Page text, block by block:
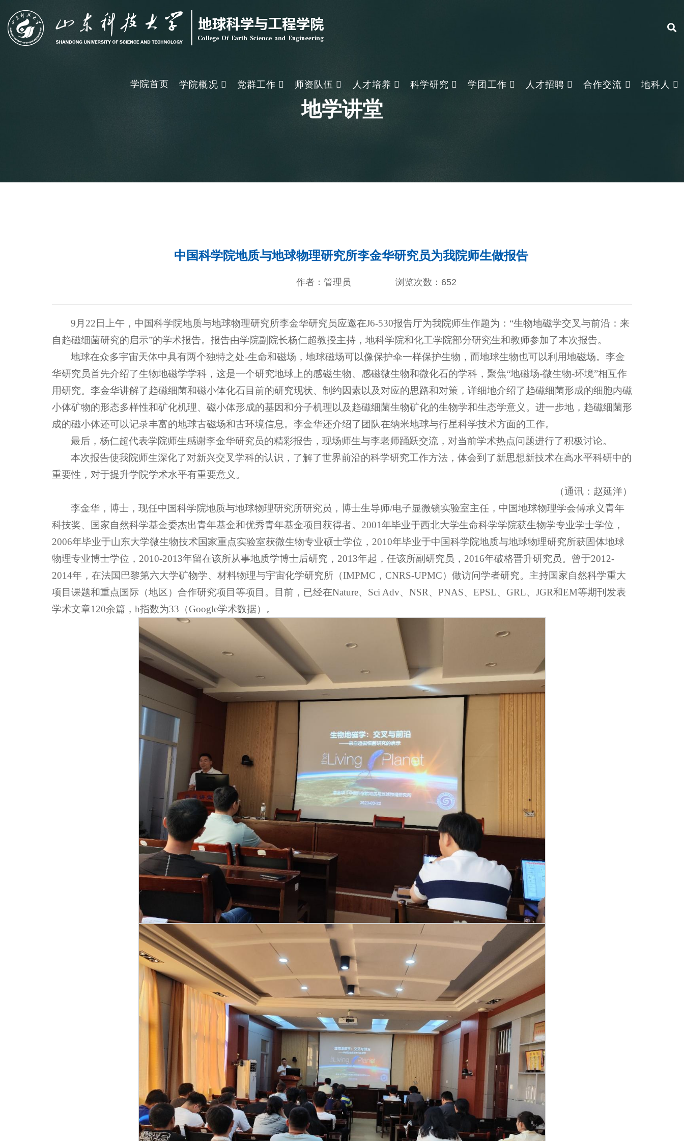
学院首页 学院概况 党群工作 师资队伍 人才培养 科学研究 学团工作 人才招聘 合作交流 地科人
地学讲堂
中国科学院地质与地球物理研究所李金华研究员为我院师生做报告
作者：管理员 浏览次数： 652
9月22日上午，中国科学院地质与地球物理研究所李金华研究员应邀在J6-530报告厅为我院师生作题为：“生物地磁学交叉与前沿：来
自趋磁细菌研究的启示”的学术报告。报告由学院副院长杨仁超教授主持，地科学院和化工学院部分研究生和教师参加了本次报告。
地球在众多宇宙天体中具有两个独特之处-生命和磁场，地球磁场可以像保护伞一样保护生物，而地球生物也可以利用地磁场。李金
华研究员首先介绍了生物地磁学学科，这是一个研究地球上的感磁生物、感磁微生物和微化石的学科，聚焦“地磁场-微生物-环境”相互作
用研究。李金华讲解了趋磁细菌和磁小体化石目前的研究现状、制约因素以及对应的思路和对策，详细地介绍了趋磁细菌形成的细胞内磁
小体矿物的形态多样性和矿化机理、磁小体形成的基因和分子机理以及趋磁细菌生物矿化的生物学和生态学意义。进一步地，趋磁细菌形
成的磁小体还可以记录丰富的地球古磁场和古环境信息。李金华还介绍了团队在纳米地球与行星科学技术方面的工作。
最后，杨仁超代表学院师生感谢李金华研究员的精彩报告，现场师生与李老师踊跃交流，对当前学术热点问题进行了积极讨论。
本次报告使我院师生深化了对新兴交叉学科的认识，了解了世界前沿的科学研究工作方法，体会到了新思想新技术在高水平科研中的
重要性，对于提升学院学术水平有重要意义。
（通讯：赵延洋）
李金华，博士，现任中国科学院地质与地球物理研究所研究员，博士生导师/电子显微镜实验室主任，中国地球物理学会傅承义青年
科技奖、国家自然科学基金委杰出青年基金和优秀青年基金项目获得者。2001年毕业于西北大学生命科学学院获生物学专业学士学位，
2006年毕业于山东大学微生物技术国家重点实验室获微生物专业硕士学位，2010年毕业于中国科学院地质与地球物理研究所获固体地球
物理专业博士学位，2010-2013年留在该所从事地质学博士后研究，2013年起，任该所副研究员，2016年破格晋升研究员。曾于2012-
2014年，在法国巴黎第六大学矿物学、材料物理与宇宙化学研究所（IMPMC，CNRS-UPMC）做访问学者研究。主持国家自然科学重大
项目课题和重点国际（地区）合作研究项目等项目。目前，已经在Nature、Sci Adv、NSR、PNAS、EPSL、GRL、JGR和EM等期刊发表
学术文章120余篇，h指数为33（Google学术数据）。